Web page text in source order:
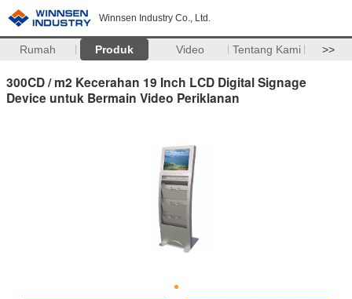
Winnsen Industry Co., Ltd.
Rumah Produk Video Tentang Kami >>
300CD / m2 Kecerahan 19 Inch LCD Digital Signage
Device untuk Bermain Video Periklanan